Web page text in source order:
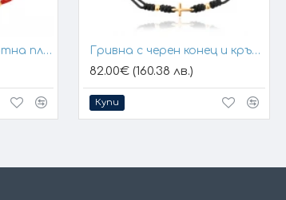
Гривна с конец и златна плочка за гравиране Гривна с черен конец и кръстче
82.00€ (160.38 лв.)
Купи